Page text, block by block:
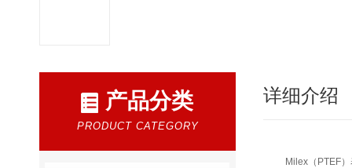
产品分类
PRODUCT CATEGORY
详细介绍
Milex（PTEF